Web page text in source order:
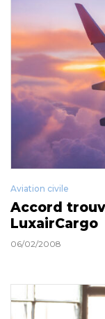
Aviation civile
Accord
LuxairCargo
06/02/2008